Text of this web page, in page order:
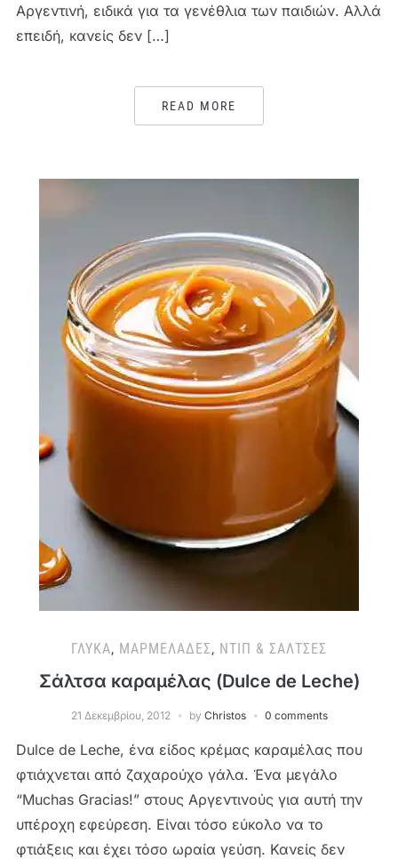
Αργεντινή, ειδικά για τα γενέθλια των παιδιών. Αλλά
επειδή, κανείς δεν […]
READ MORE
ΓΛΥΚΆ, ΜΑΡΜΕΛΆΔΕΣ, ΝΤΙΠ & ΣΆΛΤΣΕΣ
Σάλτσα καραμέλας (Dulce de Leche)
21 Δεκεμβρίου, 2012 by Christos 0 comments
Dulce de Leche, ένα είδος κρέμας καραμέλας που
φτιάχνεται από ζαχαρούχο γάλα. Ένα μεγάλο
“Muchas Gracias!” στους Αργεντινούς για αυτή την
υπέροχη εφεύρεση. Είναι τόσο εύκολο να το
φτιάξεις και έχει τόσο ωραία γεύση. Κανείς δεν